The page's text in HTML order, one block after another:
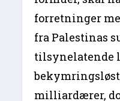
forretninger
fra Palestinas
tilsynelatende
milliardærer,